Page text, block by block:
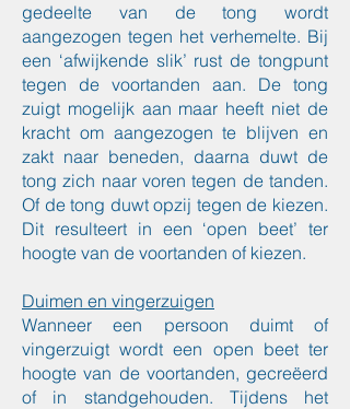
gedeelte van de tong wordt
aangezogen tegen het verhemelte. Bij
een ‘afwijkende slik’ rust de tongpunt
tegen de voortanden aan. De tong
zuigt mogelijk aan maar heeft niet de
kracht om aangezogen te blijven en
zakt naar beneden, daarna duwt de
tong zich naar voren tegen de tanden.
Of de tong duwt opzij tegen de kiezen.
Dit resulteert in een ‘open beet’ ter
hoogte van de voortanden of kiezen.
Duimen en vingerzuigen
Wanneer een persoon duimt of
vingerzuigt wordt een open beet ter
hoogte van de voortanden, gecreëerd
of in standgehouden. Tijdens het